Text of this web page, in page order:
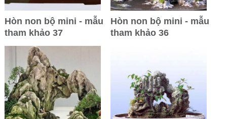
Hòn non bộ mini - mẫu
tham khảo 37
Hòn non bộ mini - mẫu
tham khảo 36